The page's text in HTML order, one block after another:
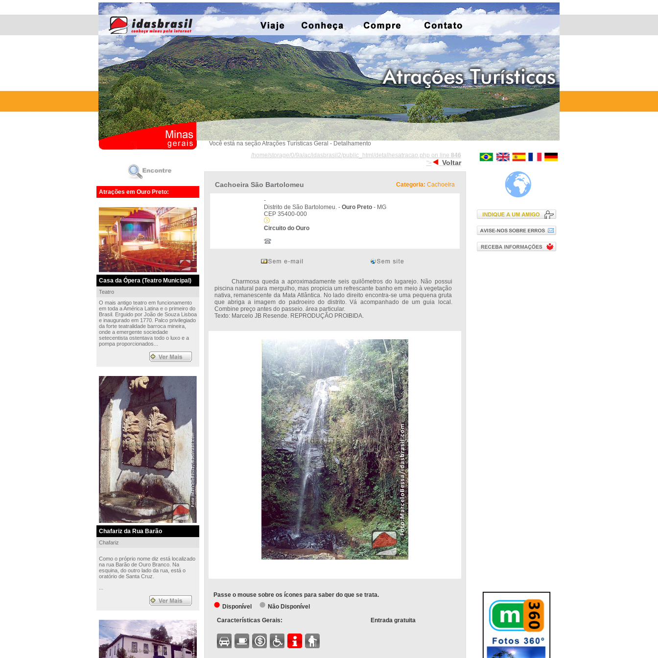
Atrações em Ouro Preto:
Casa da Ópera (Teatro Municipal)
Teatro
O mais antigo teatro em funcionamento
em toda a América Latina e o primeiro do
Brasil. Erguido por João de Souza Lisboa
e inaugurado em 1770. Palco privilegiado
da forte teatralidade barroca mineira,
onde a emergente sociedade
setecentista ostentava todo o luxo e a
pompa proporcionados...
Chafariz da Rua Barão
Chafariz
Como o próprio nome diz está localizado
na rua Barão de Ouro Branco. Na
esquina, do outro lado da rua, está o
oratório de Santa Cruz.
Você está na seção Atrações Turísticas Geral - Detalhamento
/home/storage/0/9a/ac/idasbrasil2/public_html/detalhesatracao.php on line 846
">
Voltar
Cachoeira São Bartolomeu Categoria: Cachoeira
-
Distrito de São Bartolomeu. - Ouro Preto - MG
CEP 35400-000
Circuito do Ouro
Charmosa queda a aproximadamente seis quilômetros do lugarejo. Não possui
piscina natural para mergulho, mas propicia um refrescante banho em meio à vegetação
nativa, remanescente da Mata Atlântica. No lado direito encontra-se uma pequena gruta
que abriga a imagem do padroeiro do distrito. Vá acompanhado de um guia local.
Combine preço antes do passeio. área particular.
Texto: Marcelo JB Resende. REPRODUÇÃO PROIBIDA.
Passe o mouse sobre os ícones para saber do que se trata.
Disponível
Não Disponível
Características Gerais:
Entrada gratuita